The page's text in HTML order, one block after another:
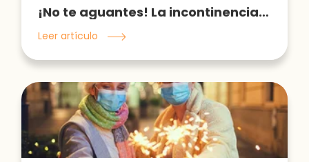
¡No te aguantes! La incontinencia urinaria se puede tratar
Leer artículo